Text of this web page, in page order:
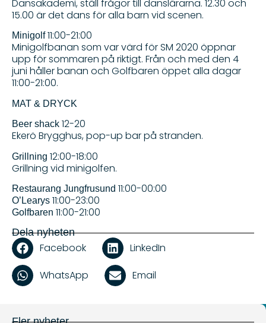
Dansakademi, ställ frågor till danslärarna. 12.30 och
15.00 är det dans för alla barn vid scenen.
Minigolf11:00-21:00
Minigolfbanan som var värd för SM 2020 öppnar
upp för sommaren på riktigt. Från och med den 4
juni håller banan och Golfbaren öppet alla dagar
11:00-21:00.
MAT & DRYCK
Beer shack 12-20
Ekerö Brygghus, pop-up bar på stranden.
Grillning 12:00-18:00
Grillning vid minigolfen.
Restaurang Jungfrusund 11:00-00:00
O’Learys 11:00-23:00
Golfbaren 11:00-21:00
Dela nyheten
Facebook
LinkedIn
WhatsApp
Email